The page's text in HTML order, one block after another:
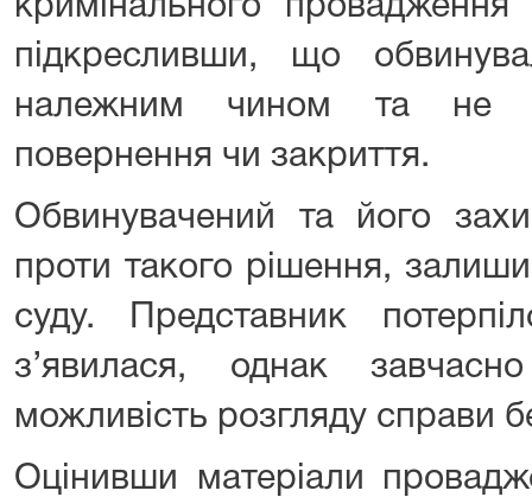
кримінального
підкресливши, що
належним чином та не
повернення чи закриття.
Обвинувачений та його
проти такого рішення,
суду. Представник
з’явилася, однак
можливість розгляду справи
Оцінивши матеріали